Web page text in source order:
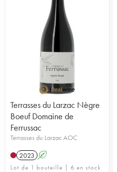
Terrasses du Larzac Nègre
Boeuf Domaine de
Ferrussac
Terrasses du Larzac AOC
2023 A
Lot de 1 bouteille | 6 en stock